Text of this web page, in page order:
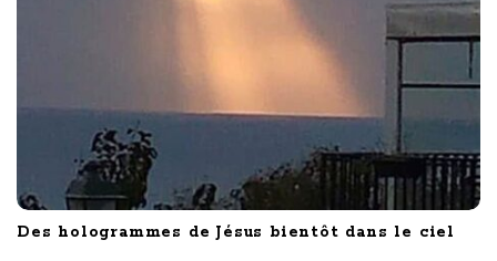
Des hologrammes de Jésus bientôt dans le ciel